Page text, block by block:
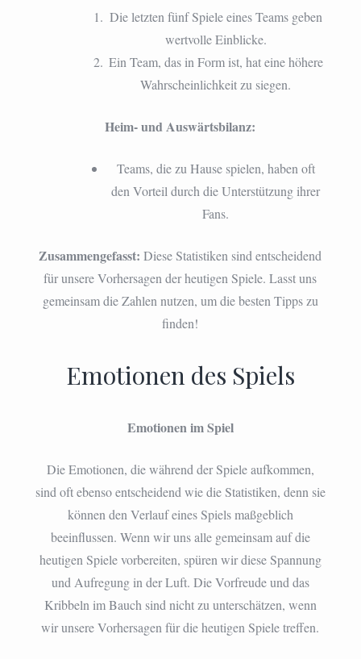
Die letzten fünf Spiele eines Teams geben
wertvolle Einblicke.
Ein Team, das in Form ist, hat eine höhere
Wahrscheinlichkeit zu siegen.
Heim- und Auswärtsbilanz:
Teams, die zu Hause spielen, haben oft
den Vorteil durch die Unterstützung ihrer
Fans.
Zusammengefasst: Diese Statistiken sind entscheidend
für unsere Vorhersagen der heutigen Spiele. Lasst uns
gemeinsam die Zahlen nutzen, um die besten Tipps zu
finden!
Emotionen des Spiels
Emotionen im Spiel
Die Emotionen, die während der Spiele aufkommen,
sind oft ebenso entscheidend wie die Statistiken, denn sie
können den Verlauf eines Spiels maßgeblich
beeinflussen. Wenn wir uns alle gemeinsam auf die
heutigen Spiele vorbereiten, spüren wir diese Spannung
und Aufregung in der Luft. Die Vorfreude und das
Kribbeln im Bauch sind nicht zu unterschätzen, wenn
wir unsere Vorhersagen für die heutigen Spiele treffen.